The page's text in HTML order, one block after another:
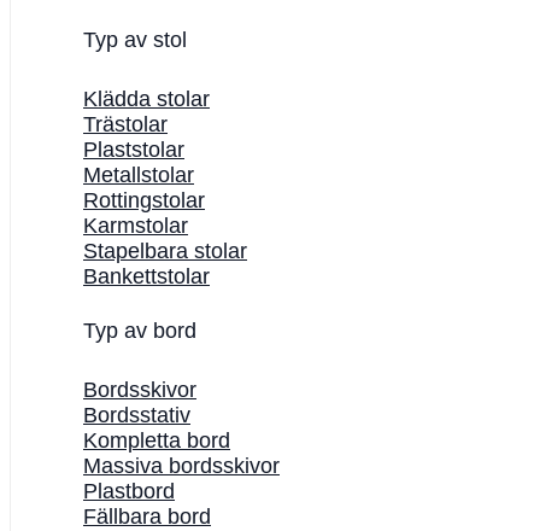
Typ av stol
Klädda stolar
Trästolar
Plaststolar
Metallstolar
Rottingstolar
Karmstolar
Stapelbara stolar
Bankettstolar
Typ av bord
Bordsskivor
Bordsstativ
Kompletta bord
Massiva bordsskivor
Plastbord
Fällbara bord